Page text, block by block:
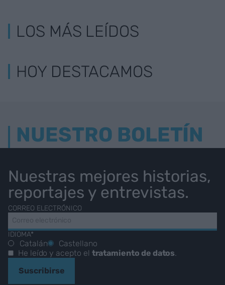
LOS MÁS LEÍDOS
HOY DESTACAMOS
NUESTRO BOLETÍN
Nuestras mejores historias,
reportajes y entrevistas.
CORREO ELECTRÓNICO
IDIOMA*
Catalán
Castellano
He leído y acepto el tratamiento de datos.
Suscribirse